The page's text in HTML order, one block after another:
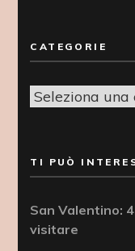
CATEGORIE
Categorie
TI PUÒ
San Valentino:
visitare